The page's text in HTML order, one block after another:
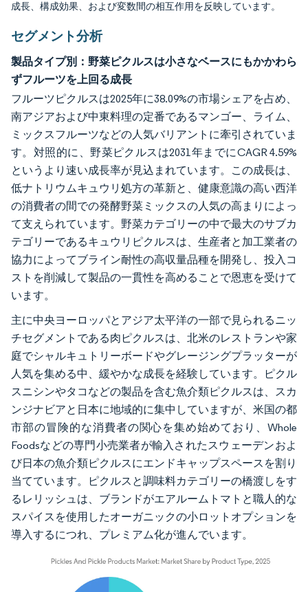
成長、構成効果、および変数間の相互作用を反映しています。
セグメント分析
製品タイプ別：野菜ピクルスは小さなベースにもかかわら
ずフルーツを上回る成長
フルーツピクルスは2025年に38.09%の市場シェアを占め、
南アジアおよび中東料理の定番であるマンゴー、ライム、
ミックスフルーツなどの人気バリアントに牽引されていま
す。対照的に、野菜ピクルスは2031年までにCAGR 4.59%
というより速い成長率が見込まれています。この成長は、
低ナトリウムキュウリ処方の革新と、健康意識の高い西洋
の消費者の間での発酵野菜ミックスの人気の高まりによっ
て支えられています。野菜カテゴリーの中で最大のサブカ
テゴリーであるキュウリピクルスは、生産者と加工業者の
協力によってブライン耐性の高収量品種を開発し、投入コ
ストを削減して製品の一貫性を高めることで恩恵を受けて
います。
主に中央ヨーロッパとアジア太平洋の一部で見られるニッ
チセグメントである肉ピクルスは、北米のレストランや家
庭でシャルキュトリーボードやグレージングプラッターが
人気を集める中、緩やかな成長を経験しています。ピクル
スニシンやタコなどの製品を含む魚介類ピクルスは、スカ
ンジナビアと日本に地域的に集中していますが、米国の都
市部の冒険的な消費者の関心を集め始めており、Whole
Foodsなどの専門小売業者が輸入されたスウェーデンおよ
び日本の魚介類ピクルスにエンドキャップスペースを割り
当てています。ピクルスと調味料カテゴリーの橋渡しをす
るレリッシュは、ブランドがエアルームトマトと職人的な
スパイスを使用したオーガニックの小ロットオプションを
導入するにつれ、プレミアム化が進んでいます。